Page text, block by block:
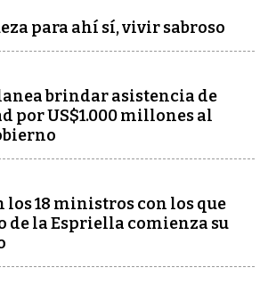
para ahí sí, vivir sabroso
brindar asistencia de
por US$1.000 millones al
los 18 ministros con los que
de la Espriella comienza su